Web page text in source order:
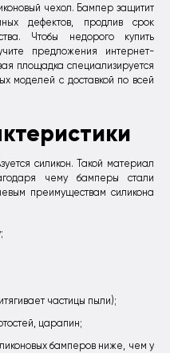
чехол. Бампер защитит
дефектов, продлив срок
Чтобы недорого купить
предложения интернет-
площадка специализируется
моделей с доставкой по всей
силикон. Такой материал
чему бамперы стали
преимуществам силикона
частицы пыли);
царапин;
бамперов ниже, чем у